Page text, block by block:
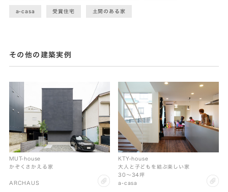
a-casa 受賞住宅 土間のある家
その他の建築実例
MUT-house
かぞくさかえる家
ARCHAUS
KTY-house
大人と子どもを結ぶ楽しい家
30〜34坪
a-casa